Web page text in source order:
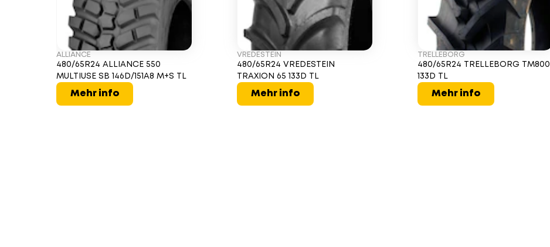
ALLIANCE
480/65R24 ALLIANCE 550
MULTIUSE SB 146D/151A8 M+S TL
Mehr info
VREDESTEIN
480/65R24 VREDESTEIN
TRAXION 65 133D TL
Mehr info
TRELLEBORG
480/65R24 TRELLEBORG TM800
133D TL
Mehr info